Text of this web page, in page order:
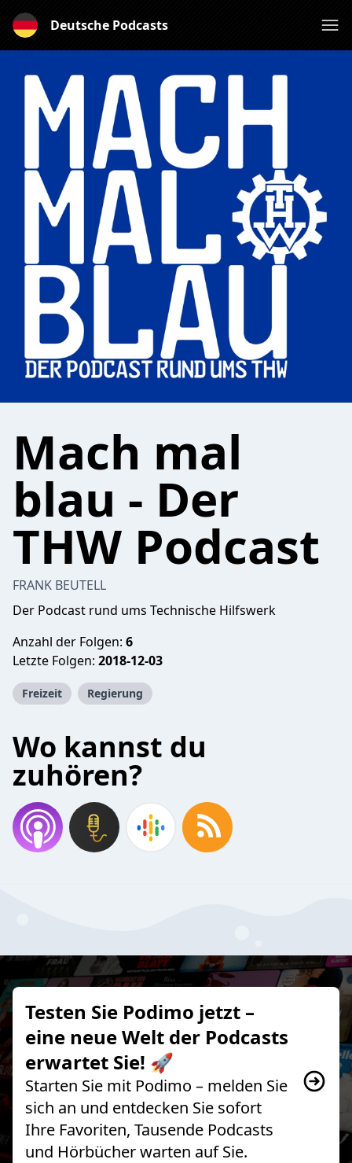
Deutsche Podcasts
Mach mal
blau - Der
THW Podcast
FRANK BEUTELL
Der Podcast rund ums Technische Hilfswerk
Anzahl der Folgen: 6
Letzte Folgen: 2018-12-03
Freizeit Regierung
Wo kannst du
zuhören?
Testen Sie Podimo jetzt –
eine neue Welt der Podcasts
erwartet Sie! 🚀
Starten Sie mit Podimo – melden Sie
sich an und entdecken Sie sofort
Ihre Favoriten, Tausende Podcasts
und Hörbücher warten auf Sie.